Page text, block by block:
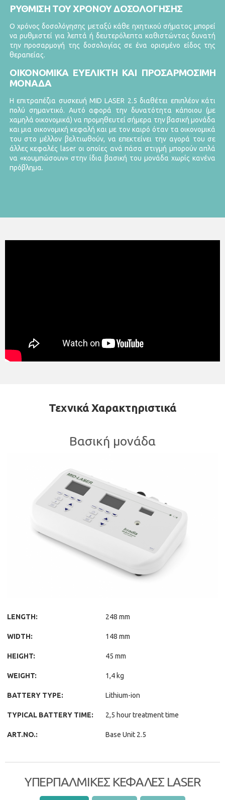
ΡΥΘΜΙΣΗ ΤΟΥ ΧΡΟΝΟΥ ΔΟΣΟΛΟΓΗΣΗΣ
Ο χρόνος δοσολόγησης μεταξύ κάθε ηχητικού σήματος μπορεί
να ρυθμιστεί για λεπτά ή δευτερόλεπτα καθιστώντας δυνατή
την προσαρμογή της δοσολογίας σε ένα ορισμένο είδος της
θεραπείας.
ΟΙΚΟΝΟΜΙΚΑ ΕΥΕΛΙΚΤΗ ΚΑΙ ΠΡΟΣΑΡΜΟΣΙΜΗ
ΜΟΝΑΔΑ
Η επιτραπέζια συσκευή MID LASER 2.5 διαθέτει επιπλέον κάτι
πολύ σημαντικό. Αυτό αφορά την δυνατότητα κάποιου (με
χαμηλά οικονομικά) να προμηθευτεί σήμερα την βασική μονάδα
και μια οικονομική κεφαλή και με τον καιρό όταν τα οικονομικά
του στο μέλλον βελτιωθούν, να επεκτείνει την αγορά του σε
άλλες κεφαλές laser οι οποίες ανά πάσα στιγμή μπορούν απλά
να «κουμπώσουν» στην ίδια βασική του μονάδα χωρίς κανένα
πρόβλημα.
Τεχνικά Χαρακτηριστικά
Βασική μονάδα
LENGTH: 248 mm
WIDTH: 148 mm
HEIGHT: 45 mm
WEIGHT: 1,4 kg
BATTERY TYPE: Lithium-ion
TYPICAL BATTERY TIME: 2,5 hour treatment time
ART.NO.: Base Unit 2.5
ΥΠΕΡΠΑΛΜΙΚΕΣ ΚΕΦΑΛΕΣ LASER